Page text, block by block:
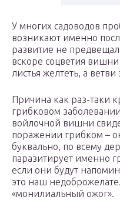
У многих садоводов
возникают именно
развитие не
вскоре соцветия
листья желтеть, а ветви
Причина как раз-таки
грибковом
войлочной вишни
поражении грибком –
буквально, по всему
паразитирует именно
если они будут
это наш
«монилиальный ожог».